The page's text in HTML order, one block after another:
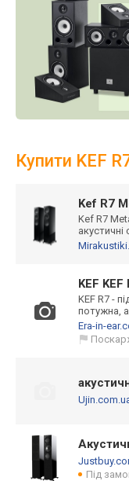
Купити KEF
Kef R7
Kef R7
KEF
KEF R7 -
потужна,
Era-in-
Під